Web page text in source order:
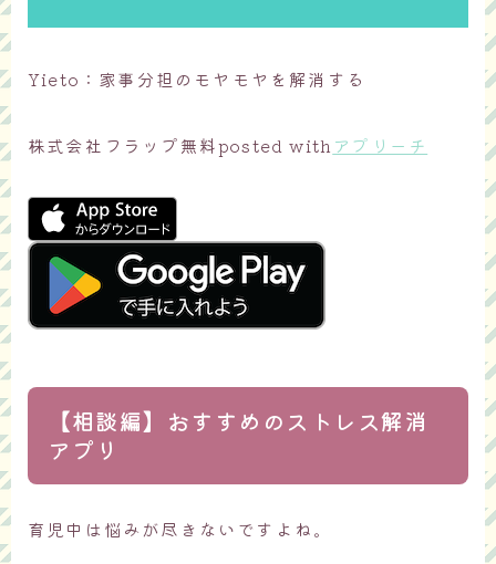
Yieto：家事分担のモヤモヤを解消する
株式会社フラップ無料posted with アプリーチ
【相談編】おすすめのストレス解消
アプリ
育児中は悩みが尽きないですよね。